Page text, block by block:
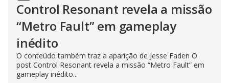
Control Resonant revela a missão
“Metro Fault” em gameplay
inédito
O conteúdo também traz a aparição de Jesse Faden O
post Control Resonant revela a missão “Metro Fault” em
gameplay inédito...